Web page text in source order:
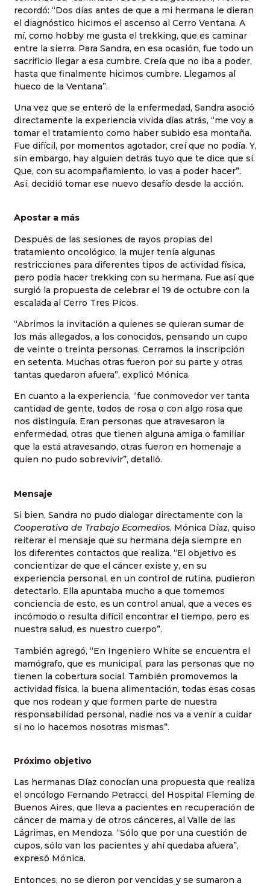
recordó: “Dos días antes de que a mi hermana le dieran
el diagnóstico hicimos el ascenso al Cerro Ventana. A
mí, como hobby me gusta el trekking, que es caminar
entre la sierra. Para Sandra, en esa ocasión, fue todo un
sacrificio llegar a esa cumbre. Creía que no iba a poder,
hasta que finalmente hicimos cumbre. Llegamos al
hueco de la Ventana”.
Una vez que se enteró de la enfermedad, Sandra asoció
directamente la experiencia vivida días atrás, “me voy a
tomar el tratamiento como haber subido esa montaña.
Fue difícil, por momentos agotador, creí que no podía. Y,
sin embargo, hay alguien detrás tuyo que te dice que sí.
Que, con su acompañamiento, lo vas a poder hacer”.
Así, decidió tomar ese nuevo desafío desde la acción.
Apostar a más
Después de las sesiones de rayos propias del
tratamiento oncológico, la mujer tenía algunas
restricciones para diferentes tipos de actividad física,
pero podía hacer trekking con su hermana. Fue así que
surgió la propuesta de celebrar el 19 de octubre con la
escalada al Cerro Tres Picos.
“Abrimos la invitación a quienes se quieran sumar de
los más allegados, a los conocidos, pensando un cupo
de veinte o treinta personas. Cerramos la inscripción
en setenta. Muchas otras fueron por su parte y otras
tantas quedaron afuera”, explicó Mónica.
En cuanto a la experiencia, “fue conmovedor ver tanta
cantidad de gente, todos de rosa o con algo rosa que
nos distinguía. Eran personas que atravesaron la
enfermedad, otras que tienen alguna amiga o familiar
que la está atravesando, otras fueron en homenaje a
quien no pudo sobrevivir”, detalló.
Mensaje
Si bien, Sandra no pudo dialogar directamente con la
Cooperativa de Trabajo Ecomedios, Mónica Díaz, quiso
reiterar el mensaje que su hermana deja siempre en
los diferentes contactos que realiza. “El objetivo es
concientizar de que el cáncer existe y, en su
experiencia personal, en un control de rutina, pudieron
detectarlo. Ella apuntaba mucho a que tomemos
conciencia de esto, es un control anual, que a veces es
incómodo o resulta difícil encontrar el tiempo, pero es
nuestra salud, es nuestro cuerpo”.
También agregó, “En Ingeniero White se encuentra el
mamógrafo, que es municipal, para las personas que no
tienen la cobertura social. También promovemos la
actividad física, la buena alimentación, todas esas cosas
que nos rodean y que formen parte de nuestra
responsabilidad personal, nadie nos va a venir a cuidar
si no lo hacemos nosotras mismas”.
Próximo objetivo
Las hermanas Díaz conocían una propuesta que realiza
el oncólogo Fernando Petracci, del Hospital Fleming de
Buenos Aires, que lleva a pacientes en recuperación de
cáncer de mama y de otros cánceres, al Valle de las
Lágrimas, en Mendoza. “Sólo que por una cuestión de
cupos, sólo van los pacientes y ahí quedaba afuera”,
expresó Mónica.
Entonces, no se dieron por vencidas y se sumaron a